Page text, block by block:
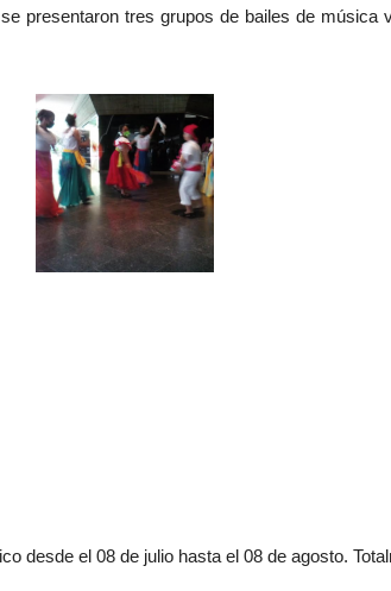
presentaron tres grupos de bailes de
desde el 08 de julio hasta el 08 de agosto.